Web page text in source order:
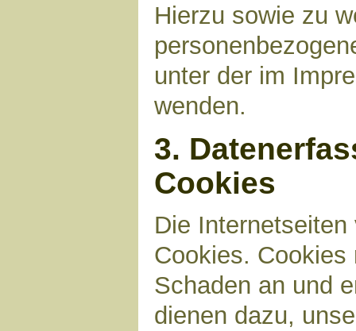
Hierzu sowie zu
unter der im
wenden.
3.
Cookies
Die
Cookies.
Schaden an und
dienen dazu,